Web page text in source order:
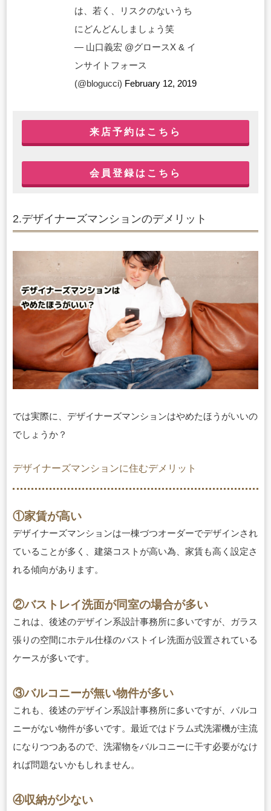
は、若く、リスクのないうち
にどんどんしましょう笑
— 山口義宏 @グロースX & イ
ンサイトフォース
(@blogucci) February 12, 2019
来店予約はこちら
会員登録はこちら
2.デザイナーズマンションのデメリット
では実際に、デザイナーズマンションはやめたほうがいいの
でしょうか？
デザイナーズマンションに住むデメリット
①家賃が高い
デザイナーズマンションは一棟づつオーダーでデザインされ
ていることが多く、建築コストが高い為、家賃も高く設定さ
れる傾向があります。
②バストレイ洗面が同室の場合が多い
これは、後述のデザイン系設計事務所に多いですが、ガラス
張りの空間にホテル仕様のバストイレ洗面が設置されている
ケースが多いです。
③バルコニーが無い物件が多い
これも、後述のデザイン系設計事務所に多いですが、バルコ
ニーがない物件が多いです。最近ではドラム式洗濯機が主流
になりつつあるので、洗濯物をバルコニーに干す必要がなけ
れば問題ないかもしれません。
④収納が少ない